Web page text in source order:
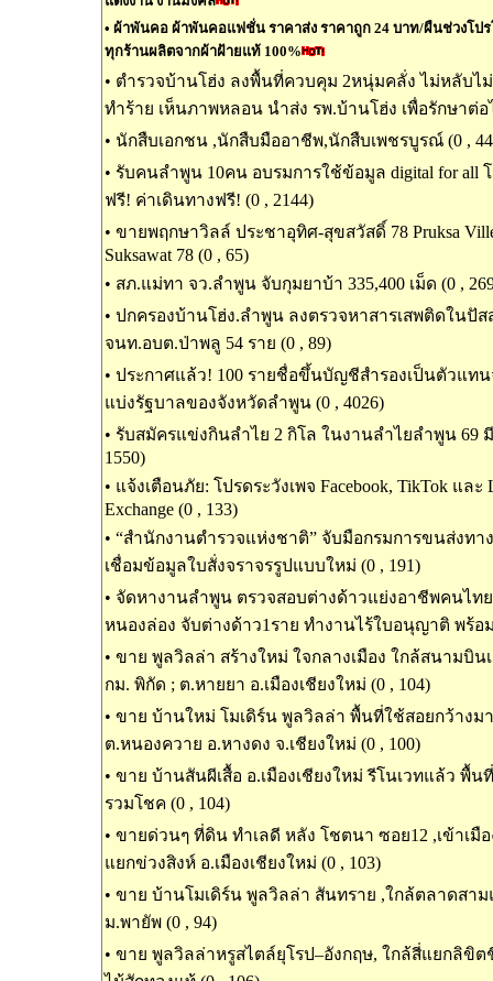
• ผ้าพันคอ ผ้าพันคอแฟชั่น ราคาส่ง ราคาถูก 24 บาท/ผืนช่วงโป
ทุกร้านผลิตจากผ้าฝ้ายแท้ 100%
• ตำรวจบ้านโฮ่ง ลงพื้นที่ควบคุม 2หนุ่มคลั่ง ไม่หลับ
ทำร้าย เห็นภาพหลอน นำส่ง รพ.บ้านโฮ่ง เพื่อรักษาต่อ
• นักสืบเอกชน ,นักสืบมืออาชีพ,นักสืบเพชรบูรณ์ (0 ,
• รับคนลำพูน 10คน อบรมการใช้ข้อมูล digital for all
ฟรี! ค่าเดินทางฟรี! (0 , 2144)
• ขายพฤกษาวิลล์ ประชาอุทิศ-สุขสวัสดิ์ 78 Pruksa Ville
Suksawat 78 (0 , 65)
• สภ.แม่ทา จว.ลำพูน จับกุมยาบ้า 335,400 เม็ด (0 ,
• ปกครองบ้านโฮ่ง.ลำพูน ลงตรวจหาสารเสพติดในปัส
จนท.อบต.ป่าพลู 54 ราย (0 , 89)
• ประกาศแล้ว! 100 รายชื่อขึ้นบัญชีสำรองเป็นตัวแท
แบ่งรัฐบาลของจังหวัดลำพูน (0 , 4026)
• รับสมัครแข่งกินลำไย 2 กิโล ในงานลำไยลำพูน 69 มี
1550)
• แจ้งเตือนภัย: โปรดระวังเพจ Facebook, TikTok และ
Exchange (0 , 133)
• “สำนักงานตำรวจแห่งชาติ” จับมือกรมการขนส่งทา
เชื่อมข้อมูลใบสั่งจราจรรูปแบบใหม่ (0 , 191)
• จัดหางานลำพูน ตรวจสอบต่างด้าวแย่งอาชีพคนไท
หนองล่อง จับต่างด้าว1ราย ทำงานไร้ใบอนุญาติ พร้อ
• ขาย พูลวิลล่า สร้างใหม่ ใจกลางเมือง ใกล้สนามบิน
กม. พิกัด ; ต.หายยา อ.เมืองเชียงใหม่ (0 , 104)
• ขาย บ้านใหม่ โมเดิร์น พูลวิลล่า พื้นที่ใช้สอยกว้างม
ต.หนองควาย อ.หางดง จ.เชียงใหม่ (0 , 100)
• ขาย บ้านสันผีเสื้อ อ.เมืองเชียงใหม่ รีโนเวทแล้ว พื้น
รวมโชค (0 , 104)
• ขายด่วนๆ ที่ดิน ทำเลดี หลัง โชตนา ซอย12 ,เข้าเมือ
แยกข่วงสิงห์ อ.เมืองเชียงใหม่ (0 , 103)
• ขาย บ้านโมเดิร์น พูลวิลล่า สันทราย ,ใกล้ตลาดสาม
ม.พายัพ (0 , 94)
• ขาย พูลวิลล่าหรูสไตล์ยุโรป–อังกฤษ, ใกล้สี่แยกลิขิ